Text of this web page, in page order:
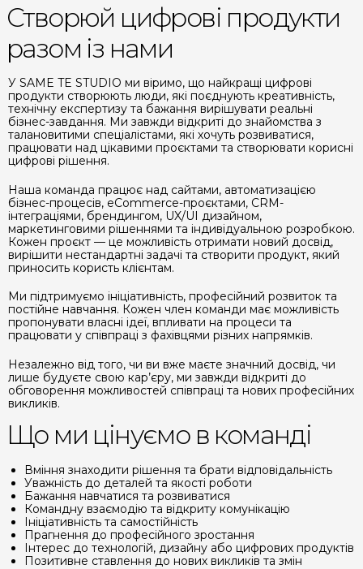
Створюй цифрові продукти
разом із нами
У SAME TE STUDIO ми віримо, що найкращі цифрові
продукти створюють люди, які поєднують креативність,
технічну експертизу та бажання вирішувати реальні
бізнес-завдання. Ми завжди відкриті до знайомства з
талановитими спеціалістами, які хочуть розвиватися,
працювати над цікавими проєктами та створювати корисні
цифрові рішення.
Наша команда працює над сайтами, автоматизацією
бізнес-процесів, eCommerce-проєктами, CRM-
інтеграціями, брендингом, UX/UI дизайном,
маркетинговими рішеннями та індивідуальною розробкою.
Кожен проєкт — це можливість отримати новий досвід,
вирішити нестандартні задачі та створити продукт, який
приносить користь клієнтам.
Ми підтримуємо ініціативність, професійний розвиток та
постійне навчання. Кожен член команди має можливість
пропонувати власні ідеї, впливати на процеси та
працювати у співпраці з фахівцями різних напрямків.
Незалежно від того, чи ви вже маєте значний досвід, чи
лише будуєте свою кар’єру, ми завжди відкриті до
обговорення можливостей співпраці та нових професійних
викликів.
Що ми цінуємо в команді
Вміння знаходити рішення та брати відповідальність
Уважність до деталей та якості роботи
Бажання навчатися та розвиватися
Командну взаємодію та відкриту комунікацію
Ініціативність та самостійність
Прагнення до професійного зростання
Інтерес до технологій, дизайну або цифрових продуктів
Позитивне ставлення до нових викликів та змін